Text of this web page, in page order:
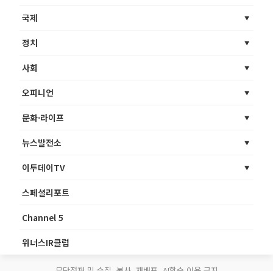
국제
정치
사회
오피니언
문화·라이프
뉴스발전소
이투데이TV
스페셜리포트
Channel 5
위너스IR클럽